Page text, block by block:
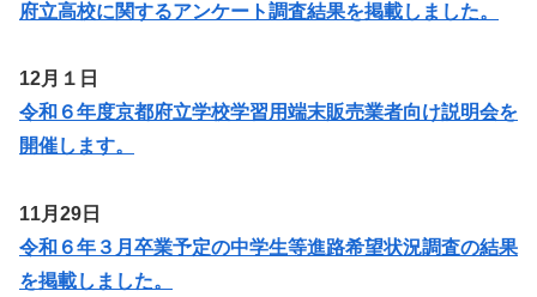
府立高校に関するアンケート調査結果を掲載しました。
12月１日
令和６年度京都府立学校学習用端末販売業者向け説明会を
開催します。
11月29日
令和６年３月卒業予定の中学生等進路希望状況調査の結果
を掲載しました。